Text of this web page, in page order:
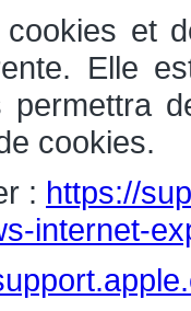
et
Elle
permettra
cookies.
: https://
internet-